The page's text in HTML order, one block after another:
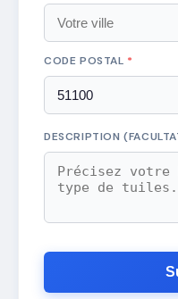
CODE POSTAL *
DESCRIPTION